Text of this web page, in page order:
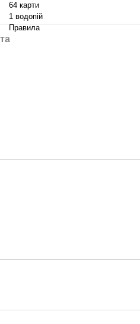
64 карти
1 водопій
Правила